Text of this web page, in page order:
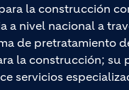
la construcción
a nivel nacional a
de pretratamiento
la construcción; su
servicios